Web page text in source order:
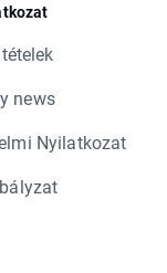
news
Nyilatkozat